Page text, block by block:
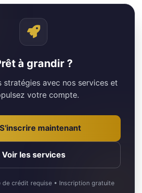
à grandir ?
stratégies avec nos services et
votre compte.
S'inscrire maintenant
Voir les services
de crédit requise • Inscription gratuite